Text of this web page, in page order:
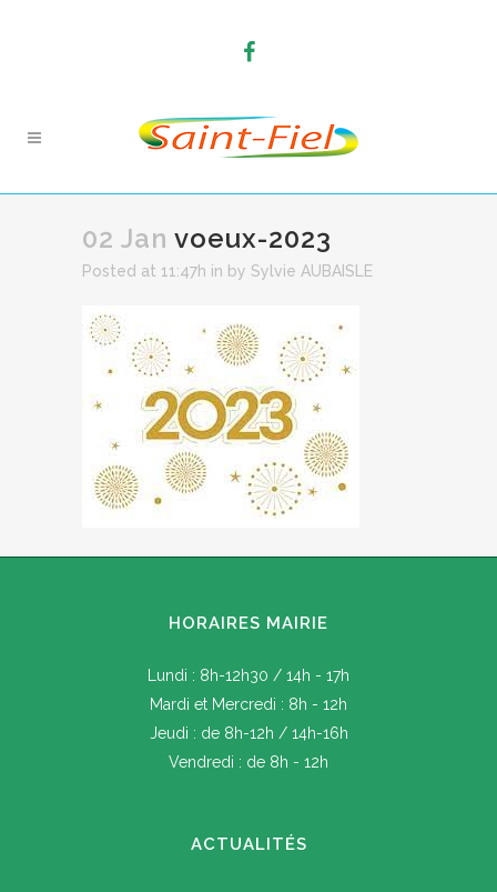
02 Jan voeux-2023
Posted at 11:47h in by Sylvie AUBAISLE
HORAIRES MAIRIE
Lundi : 8h-12h30 / 14h - 17h
Mardi et Mercredi : 8h - 12h
Jeudi : de 8h-12h / 14h-16h
Vendredi : de 8h - 12h
ACTUALITÉS